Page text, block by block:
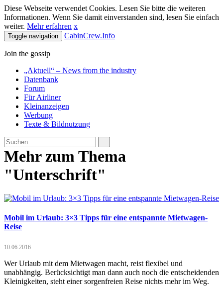
Diese Webseite verwendet Cookies. Lesen Sie bitte die weiteren
Informationen. Wenn Sie damit einverstanden sind, lesen Sie einfach
weiter. Mehr erfahren x
Toggle navigation CabinCrew.Info
Join the gossip
„Aktuell“ – News from the industry
Datenbank
Forum
Für Airliner
Kleinanzeigen
Werbung
Texte & Bildnutzung
Mehr zum Thema
"Unterschrift"
Mobil im Urlaub: 3×3 Tipps für eine entspannte Mietwagen-
Reise
10.06.2016
Wer Urlaub mit dem Mietwagen macht, reist flexibel und
unabhängig. Berücksichtigt man dann auch noch die entscheidenden
Kleinigkeiten, steht einer sorgenfreien Reise nichts mehr im Weg.